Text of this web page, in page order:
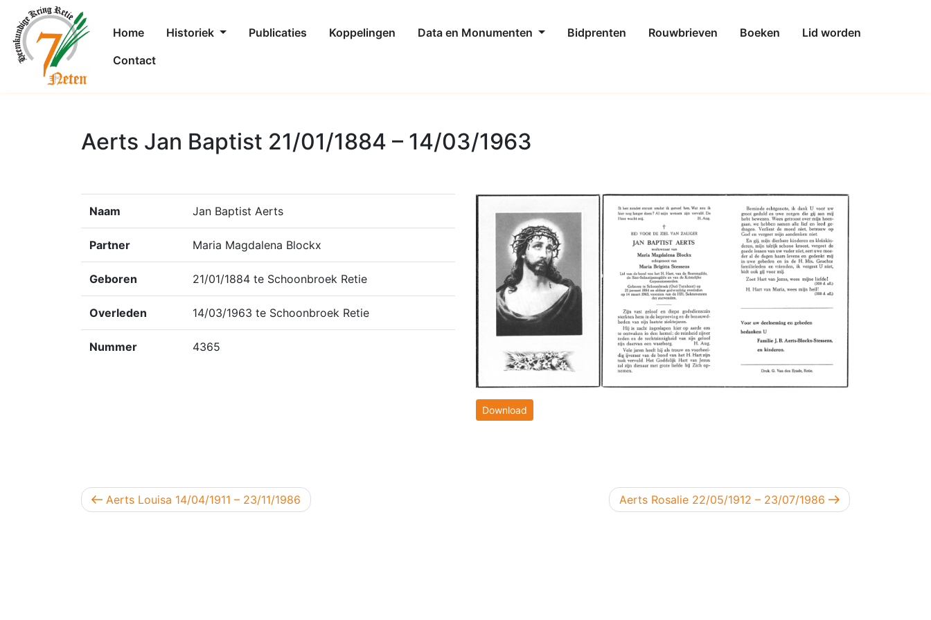
Home Historiek Publicaties Koppelingen Data en Monumenten Bidprenten Rouwbrieven Boeken
Lid worden
Contact
Aerts Jan Baptist 21/01/1884 – 14/03/1963
Naam Jan Baptist Aerts
Partner Maria Magdalena Blockx
Geboren 21/01/1884 te Schoonbroek Retie
Overleden 14/03/1963 te Schoonbroek Retie
Nummer 4365
Download
Berichtnavigatie
Vorig bericht
Aerts Louisa 14/04/1911 – 23/11/1986 Volgend bericht
Aerts Rosalie 22/05/1912 – 23/07/1986